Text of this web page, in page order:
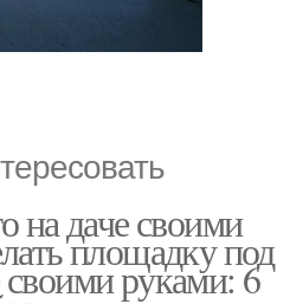
на даче своими
площадку под
руками: 6